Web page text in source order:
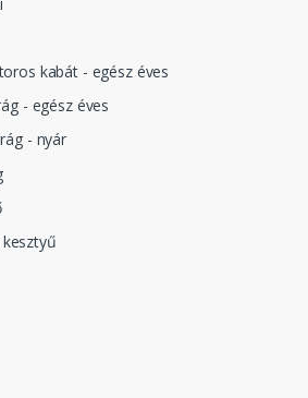
kabát - egész éves
- egész éves
- nyár